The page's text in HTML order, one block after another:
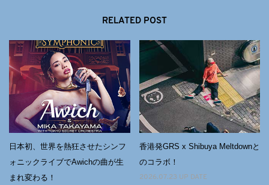
RELATED POST
日本初、世界を熱狂させたシンフ
ォニックライブでAwichの曲が⽣
まれ変わる！
香港発GRS x Shibuya Meltdownと
のコラボ！
2026.07.23 UP DATE